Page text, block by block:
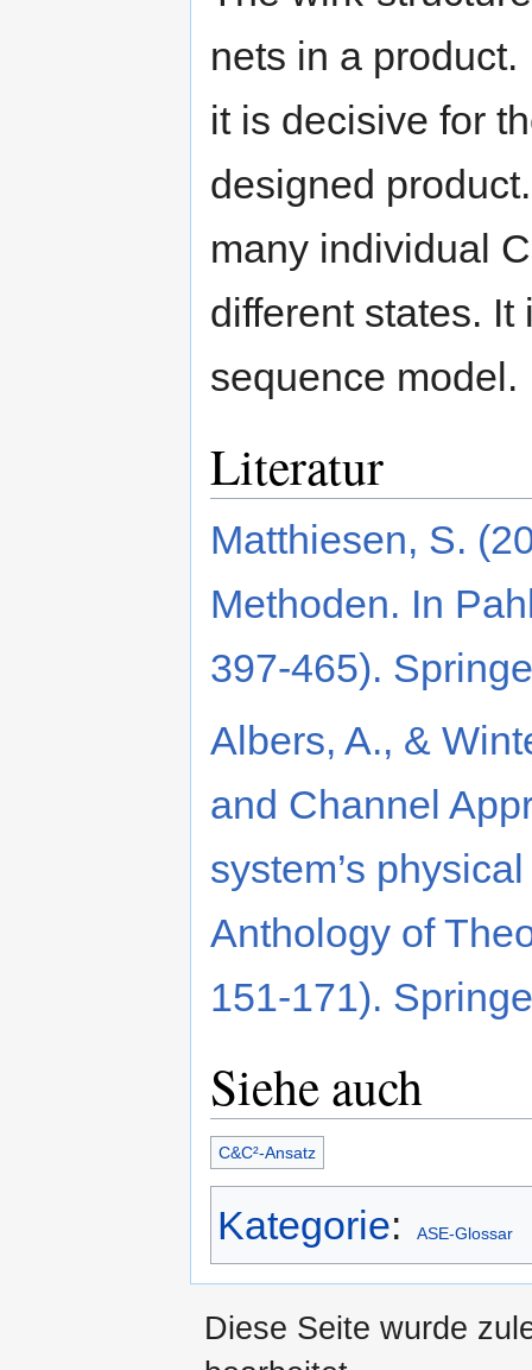
nets in a
it is decisive for
designed
many individual
different states. It
sequence model.
Literatur
Matthiesen, S.
Methoden. In
397-465).
Albers, A., &
and Channel
system’s
Anthology of
151-171).
Siehe auch
C&C²-Ansatz
Kategorie: ASE-Glossar
Diese Seite wurde